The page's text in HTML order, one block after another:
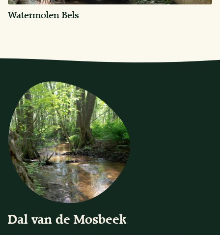
Watermolen Bels
Dal van de Mosbeek